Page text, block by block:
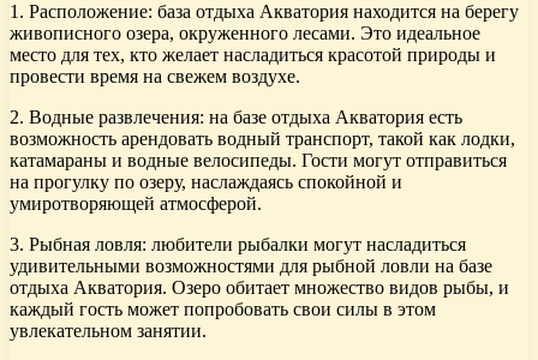
1. Расположение: база отдыха Акватория находится на берегу
живописного озера, окруженного лесами. Это идеальное
место для тех, кто желает насладиться красотой природы и
провести время на свежем воздухе.
2. Водные развлечения: на базе отдыха Акватория есть
возможность арендовать водный транспорт, такой как лодки,
катамараны и водные велосипеды. Гости могут отправиться
на прогулку по озеру, наслаждаясь спокойной и
умиротворяющей атмосферой.
3. Рыбная ловля: любители рыбалки могут насладиться
удивительными возможностями для рыбной ловли на базе
отдыха Акватория. Озеро обитает множество видов рыбы, и
каждый гость может попробовать свои силы в этом
увлекательном занятии.